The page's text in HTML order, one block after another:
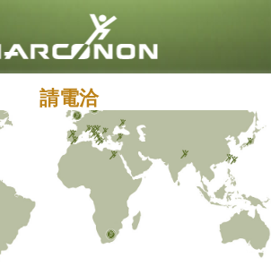
丹麥文
希臘文
西班牙文（拉丁美洲）
法文
希伯來文
請電洽